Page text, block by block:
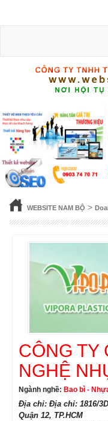
WEBSITE NAM BỘ >
CÔNG TY
NGHỆ
Ngành nghề: Bao bì -
Địa chỉ: Địa chỉ: 1816/
Quận 12, TP.HCM